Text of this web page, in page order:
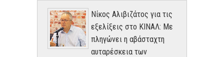
Νίκος Αλιβιζάτος για τις
εξελίξεις στο ΚΙΝΑΛ: Με
πληγώνει η αβάσταχτη
αυταρέσκεια των